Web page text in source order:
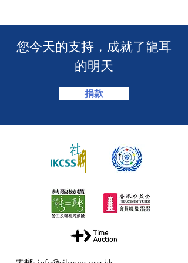
​您今天的支持，成就了龍耳
的明天
捐款